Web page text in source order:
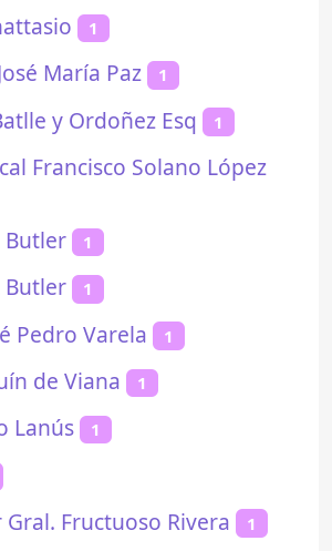
1
María Paz 1
y Ordoñez Esq 1
Francisco Solano López
Butler 1
Butler 1
Pedro Varela 1
de Viana 1
Lanús 1
Fructuoso Rivera 1